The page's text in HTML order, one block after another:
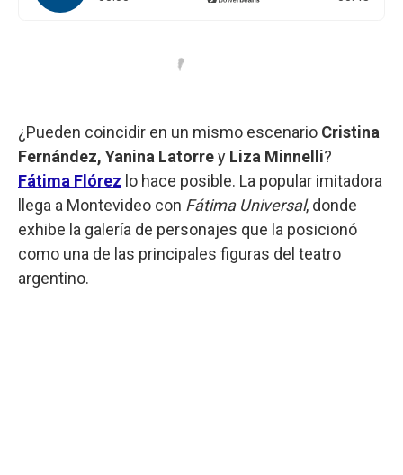
¿Pueden coincidir en un mismo escenario Cristina
Fernández, Yanina Latorrey Liza Minnelli?
Fátima Flórez lo hace posible. La popular imitadora
llega a Montevideo con Fátima Universal, donde
exhibe la galería de personajes que la posicionó
como una de las principales figuras del teatro
argentino.